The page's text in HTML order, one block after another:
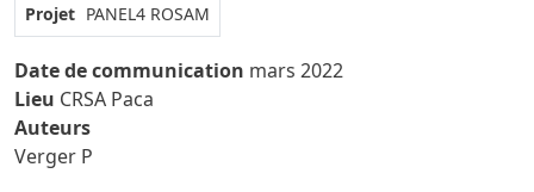
Projet PANEL4 ROSAM
Date de communication mars 2022
Lieu CRSA Paca
Auteurs
Verger P